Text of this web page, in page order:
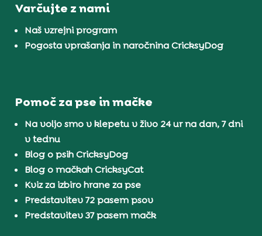
Varčujte z nami
Naš vzrejni program
Pogosta vprašanja in naročnina CricksyDog
Pomoč za pse in mačke
Na voljo smo v klepetu v živo 24 ur na dan, 7 dni
v tednu
Blog o psih CricksyDog
Blog o mačkah CricksyCat
Kviz za izbiro hrane za pse
Predstavitev 72 pasem psov
Predstavitev 37 pasem mačk